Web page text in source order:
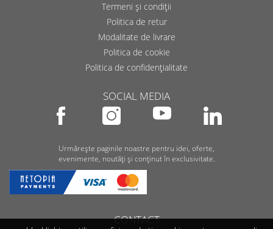
Termeni și condiții
Politica de retur
Modalitate de livrare
Politica de cookie
Politica de confidențialitate
SOCIAL MEDIA
Urmărește paginile noastre pentru idei, oferte,
evenimente, noutăți și conținut în exclusivitate.
CONTACT